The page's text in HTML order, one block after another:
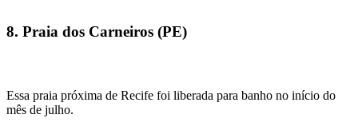
8. Praia dos Carneiros (PE)
Essa praia próxima de Recife foi liberada para banho no início do
mês de julho.